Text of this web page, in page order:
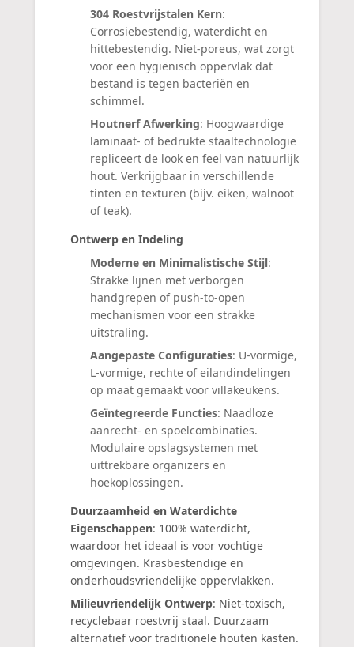
304 Roestvrijstalen Kern:
Corrosiebestendig, waterdicht en
hittebestendig. Niet-poreus, wat zorgt
voor een hygiënisch oppervlak dat
bestand is tegen bacteriën en
schimmel.
Houtnerf Afwerking: Hoogwaardige
laminaat- of bedrukte staaltechnologie
repliceert de look en feel van natuurlijk
hout. Verkrijgbaar in verschillende
tinten en texturen (bijv. eiken, walnoot
of teak).
Ontwerp en Indeling
Moderne en Minimalistische Stijl:
Strakke lijnen met verborgen
handgrepen of push-to-open
mechanismen voor een strakke
uitstraling.
Aangepaste Configuraties: U-vormige,
L-vormige, rechte of eilandindelingen
op maat gemaakt voor villakeukens.
Geïntegreerde Functies: Naadloze
aanrecht- en spoelcombinaties.
Modulaire opslagsystemen met
uittrekbare organizers en
hoekoplossingen.
Duurzaamheid en Waterdichte
Eigenschappen: 100% waterdicht,
waardoor het ideaal is voor vochtige
omgevingen. Krasbestendige en
onderhoudsvriendelijke oppervlakken.
Milieuvriendelijk Ontwerp: Niet-toxisch,
recyclebaar roestvrij staal. Duurzaam
alternatief voor traditionele houten kasten.